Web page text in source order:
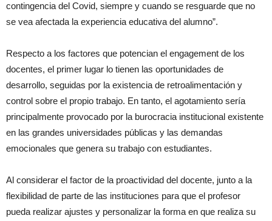
contingencia del Covid, siempre y cuando se resguarde que no
se vea afectada la experiencia educativa del alumno”.
Respecto a los factores que potencian el engagement de los
docentes, el primer lugar lo tienen las oportunidades de
desarrollo, seguidas por la existencia de retroalimentación y
control sobre el propio trabajo. En tanto, el agotamiento sería
principalmente provocado por la burocracia institucional existente
en las grandes universidades públicas y las demandas
emocionales que genera su trabajo con estudiantes.
Al considerar el factor de la proactividad del docente, junto a la
flexibilidad de parte de las instituciones para que el profesor
pueda realizar ajustes y personalizar la forma en que realiza su